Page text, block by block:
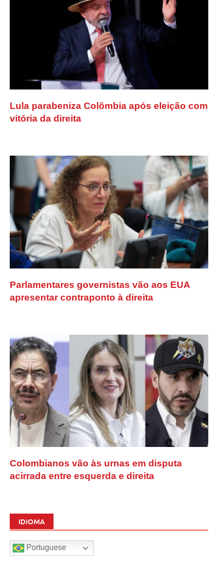
Lula parabeniza Colômbia após eleição com
vitória da direita
Parlamentares governistas vão aos EUA
apresentar contraponto à direita
Colombianos vão às urnas em disputa
acirrada entre esquerda e direita
IDIOMA
Portuguese